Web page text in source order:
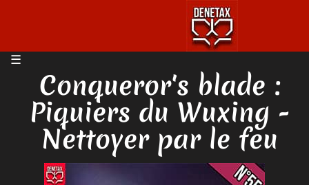
Conqueror's blade :
Piquiers du Wuxing -
Nettoyer par le feu